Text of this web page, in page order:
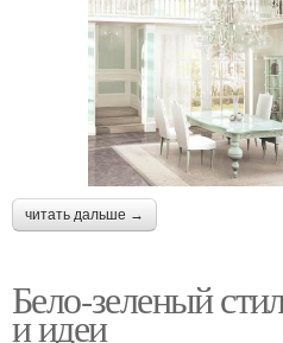
читать дальше →
Бело-зеленый
и идеи